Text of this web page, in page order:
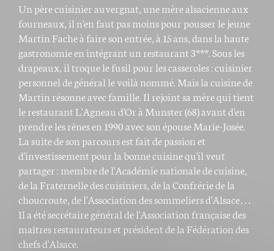
Un père cuisinier auvergnat, une mère alsacienne aux
fourneaux, il n'en faut pas moins pour pousser le jeune
Martin Fache à faire son entrée, à 15 ans, dans la haute
gastronomie en intégrant un restaurant 3***. Sous les
drapeaux, il troque le fusil pour les casseroles : cuisinier
personnel de général le voilà nommé. Mais la cuisine de
Martin résonne avec famille. Il rejoint sa mère qui tient
le restaurant L'Agneau d'Or à Munster (68) avant d'en
prendre les rênes en 1990 avec son épouse Marie-Josée.
La suite de son parcours est fait de passion et
d'investissement pour la bonne cuisine qu'il veut
partager : membre de l'Académie nationale de cuisine,
de la Fraternelle des cuisiniers, de la Confrérie de la
choucroute, de l'Association des sommeliers d'Alsace…
Il a été secrétaire général de l'Association française des
maîtres restaurateurs et président de la Fédération des
chefs d'Alsace.